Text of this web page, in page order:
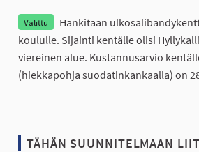
Valittu
Hankitaan
koululle. Sijainti kentälle olisi
viereinen alue. Kustannusarvio
(hiekkapohja suodatinkankaalla) on
TÄHÄN SUUNNITELMAAN